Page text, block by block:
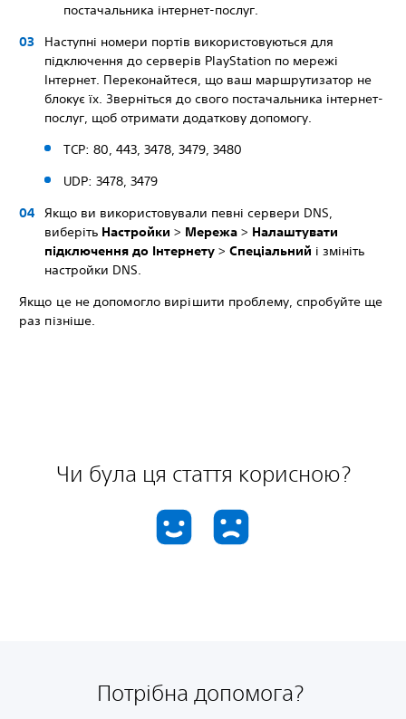
постачальника інтернет-послуг.
Наступні номери портів використовуються для
підключення до серверів PlayStation по мережі
Інтернет. Переконайтеся, що ваш маршрутизатор не
блокує їх. Зверніться до свого постачальника інтернет-
послуг, щоб отримати додаткову допомогу.
TCP: 80, 443, 3478, 3479, 3480
UDP: 3478, 3479
Якщо ви використовували певні сервери DNS,
виберіть Настройки > Мережа > Налаштувати
підключення до Інтернету > Спеціальний і змініть
настройки DNS.
Якщо це не допомогло вирішити проблему, спробуйте ще
раз пізніше.
Чи була ця стаття корисною?
Потрібна допомога?